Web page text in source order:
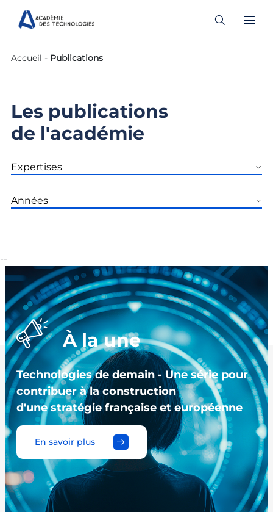
Accueil - Publications
Les publications
de l'académie
--
À la une
Technologies de demain - Une série pour
contribuer à la construction
d'une stratégie française et européenne
En savoir plus